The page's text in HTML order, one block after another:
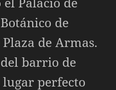
de
de Armas.
barrio de
perfecto